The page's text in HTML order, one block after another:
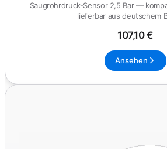
Saugrohrdruck-Sensor 2,5 Bar —
lieferbar aus deutschem
107,10 €
Ansehen